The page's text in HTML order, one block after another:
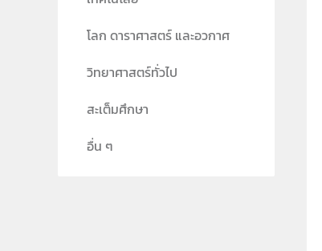
โลก ดาราศาสตร์ และอวกาศ
วิทยาศาสตร์ทั่วไป
สะเต็มศึกษา
อื่น ๆ